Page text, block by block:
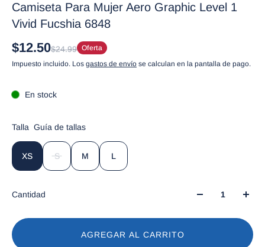
Camiseta Para Mujer Aero Graphic Level 1
Vivid Fucshia 6848
$12.50$24.99 Oferta
Impuesto incluido. Los gastos de envío se calculan en la pantalla de pago.
En stock
Talla Guía de tallas
XS S M L
Cantidad
AGREGAR AL CARRITO